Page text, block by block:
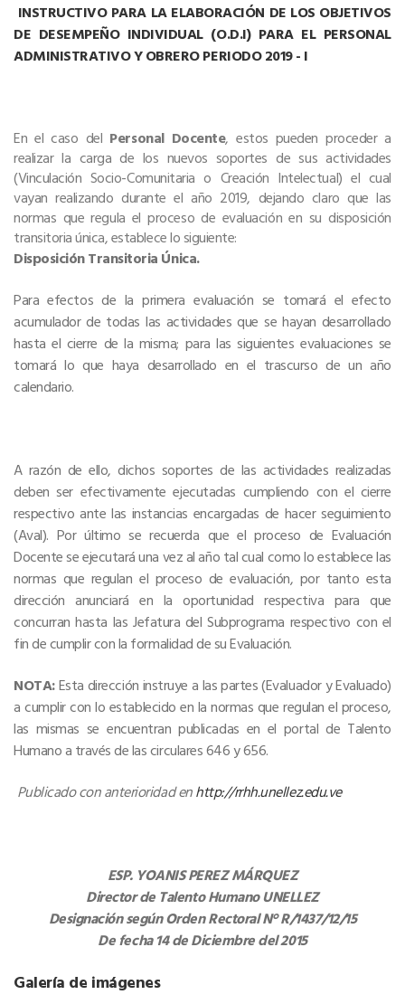
INSTRUCTIVO PARA LA ELABORACIÓN DE LOS OBJETIVOS
DE DESEMPEÑO INDIVIDUAL (O.D.I) PARA EL PERSONAL
ADMINISTRATIVO Y OBRERO PERIODO 2019 - I
En el caso del Personal Docente, estos pueden proceder a
realizar la carga de los nuevos soportes de sus actividades
(Vinculación Socio-Comunitaria o Creación Intelectual) el cual
vayan realizando durante el año 2019, dejando claro que las
normas que regula el proceso de evaluación en su disposición
transitoria única, establece lo siguiente:
Disposición Transitoria Única.
Para efectos de la primera evaluación se tomará el efecto
acumulador de todas las actividades que se hayan desarrollado
hasta el cierre de la misma; para las siguientes evaluaciones se
tomará lo que haya desarrollado en el trascurso de un año
calendario.
A razón de ello, dichos soportes de las actividades realizadas
deben ser efectivamente ejecutadas cumpliendo con el cierre
respectivo ante las instancias encargadas de hacer seguimiento
(Aval). Por último se recuerda que el proceso de Evaluación
Docente se ejecutará una vez al año tal cual como lo establece las
normas que regulan el proceso de evaluación, por tanto esta
dirección anunciará en la oportunidad respectiva para que
concurran hasta las Jefatura del Subprograma respectivo con el
fin de cumplir con la formalidad de su Evaluación.
NOTA:Esta dirección instruye a las partes (Evaluador y Evaluado)
a cumplir con lo establecido en la normas que regulan el proceso,
las mismas se encuentran publicadas en el portal de Talento
Humano a través de las circulares 646 y 656.
Publicado con anterioridad enhttp://rrhh.unellez.edu.ve
ESP. YOANIS PEREZ MÁRQUEZ
Director de Talento Humano UNELLEZ
Designación según Orden Rectoral N° R/1437/12/15
De fecha 14 de Diciembre del 2015
Galería de imágenes